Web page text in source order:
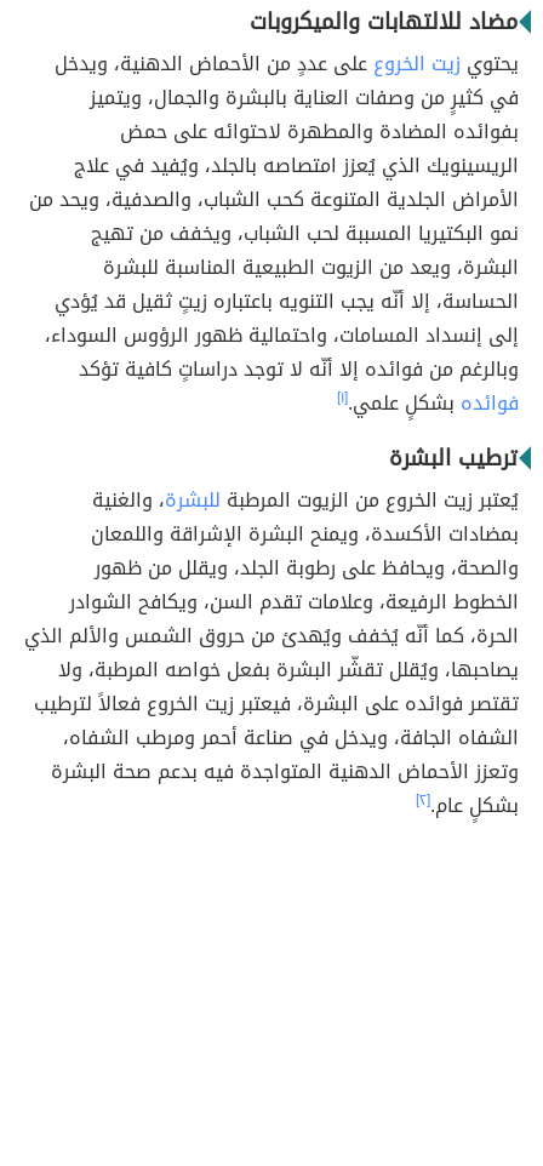
مضاد للالتهابات والميكروبات
يحتوي زيت الخروععلى عددٍ من الأحماض الدهنية، ويدخل
في كثيرٍ من وصفات العناية بالبشرة والجمال، ويتميز
بفوائده المضادة والمطهرة لاحتوائه على حمض
الريسينويك الذي يُعزز امتصاصه بالجلد، ويُفيد في علاج
الأمراض الجلدية المتنوعة كحب الشباب، والصدفية، ويحد من
نمو البكتيريا المسببة لحب الشباب، ويخفف من تهيج
البشرة، ويعد من الزيوت الطبيعية المناسبة للبشرة
الحساسة، إلا أنّه يجب التنويه باعتباره زيتٍ ثقيل قد يُؤدي
إلى إنسداد المسامات، واحتمالية ظهور الرؤوس السوداء،
وبالرغم من فوائده إلا أنّه لا توجد دراساتٍ كافية تؤكد
فوائده بشكلٍ علمي.[١]
ترطيب البشرة
يُعتبر زيت الخروع من الزيوت المرطبة للبشرة، والغنية
بمضادات الأكسدة، ويمنح البشرة الإشراقة واللمعان
والصحة، ويحافظ على رطوبة الجلد، ويقلل من ظهور
الخطوط الرفيعة، وعلامات تقدم السن، ويكافح الشوادر
الحرة، كما أنّه يُخفف ويُهدئ من حروق الشمس والألم الذي
يصاحبها، ويُقلل تقشّر البشرة بفعل خواصه المرطبة، ولا
تقتصر فوائده على البشرة، فيعتبر زيت الخروع فعالاً لترطيب
الشفاه الجافة، ويدخل في صناعة أحمر ومرطب الشفاه،
وتعزز الأحماض الدهنية المتواجدة فيه بدعم صحة البشرة
بشكلٍ عام.[٢]